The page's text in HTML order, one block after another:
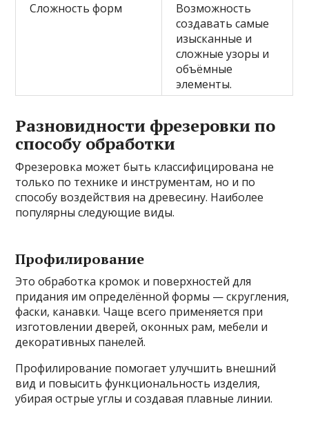
Сложность форм
Возможность
создавать самые
изысканные и
сложные узоры и
объёмные
элементы.
Разновидности фрезеровки по
способу обработки
Фрезеровка может быть классифицирована не
только по технике и инструментам, но и по
способу воздействия на древесину. Наиболее
популярны следующие виды.
Профилирование
Это обработка кромок и поверхностей для
придания им определённой формы — скругления,
фаски, канавки. Чаще всего применяется при
изготовлении дверей, оконных рам, мебели и
декоративных панелей.
Профилирование помогает улучшить внешний
вид и повысить функциональность изделия,
убирая острые углы и создавая плавные линии.